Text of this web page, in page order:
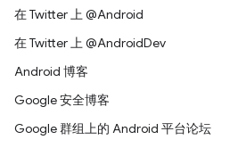
在 Twitter 上 @Android
在 Twitter 上 @AndroidDev
Android 博客
Google 安全博客
Google 群组上的 Android 平台论坛